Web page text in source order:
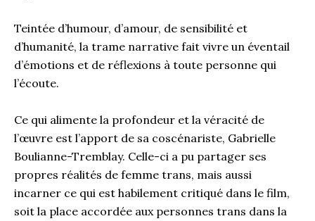
Teintée d’humour, d’amour, de sensibilité et
d’humanité, la trame narrative fait vivre un éventail
d’émotions et de réflexions à toute personne qui
l’écoute.
Ce qui alimente la profondeur et la véracité de
l’œuvre est l’apport de sa coscénariste, Gabrielle
Boulianne-Tremblay. Celle-ci a pu partager ses
propres réalités de femme trans, mais aussi
incarner ce qui est habilement critiqué dans le film,
soit la place accordée aux personnes trans dans la